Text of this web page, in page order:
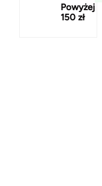
Powyżej
150 zł